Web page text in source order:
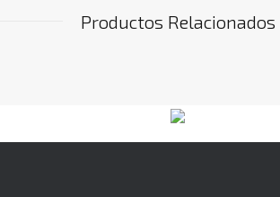
Productos Relacionados